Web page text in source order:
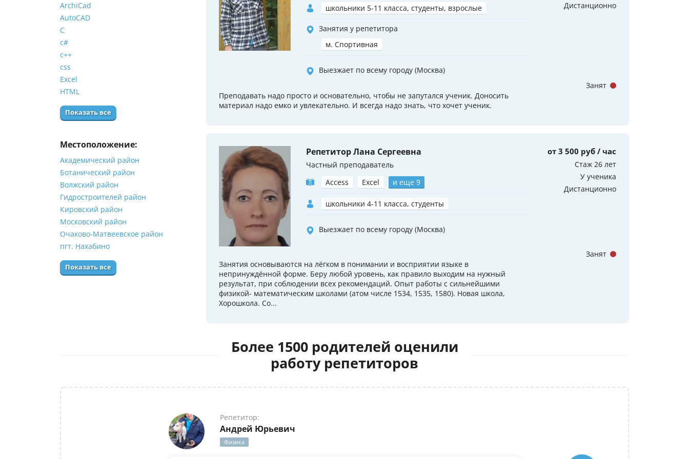
ArchiCad
AutoCAD
C
c#
c++
css
Excel
HTML
Показать все
Местоположение:
Академический район
Ботанический район
Волжский район
Гидростроителей район
Кировский район
Московский район
Очаково-Матвеевское район
пгт. Нахабино
Показать все
школьники 5-11 класса, студенты, взрослые
Занятия у репетитора
м. Спортивная
Выезжает по всему городу (Москва)
Дистанционно
Преподавать надо просто и основательно, чтобы не запутался ученик. Доносить
материал надо емко и увлекательно. И всегда надо знать, что хочет ученик.
Занят
Репетитор Лана Сергеевна
Частный преподаватель
Access
Excel и еще 9
школьники 4-11 класса, студенты
Выезжает по всему городу (Москва)
от 3 500 руб / час
Стаж 26 лет
У ученика
Дистанционно
Занятия основываются на лёгком в понимании и восприятии языке в
непринуждённой форме. Беру любой уровень, как правило выходим на нужный
результат, при соблюдении всех рекомендаций. Опыт работы с сильнейшими
физикой- математическим школами (атом числе 1534, 1535, 1580). Новая школа,
Хорошкола. Со...
Занят
Более 1500 родителей оценили
работу репетиторов
Репетитор:
Андрей Юрьевич
Физика
Ольга Александровна